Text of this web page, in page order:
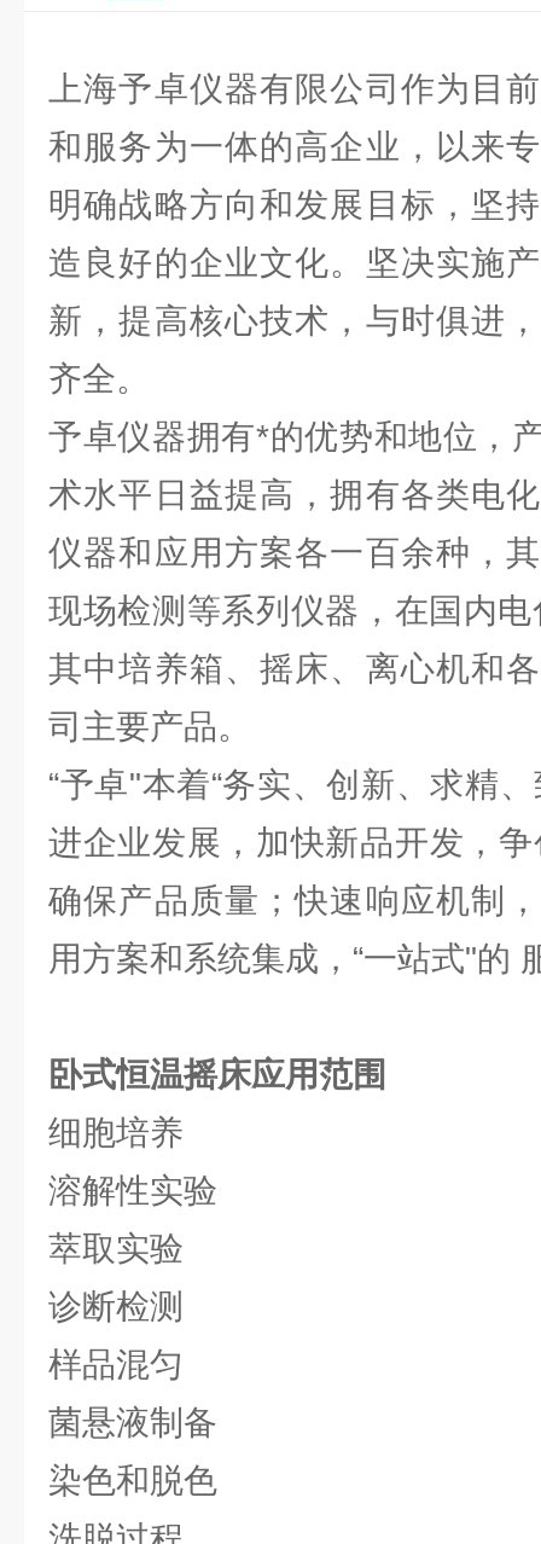
上海予卓仪器有限公司作为目
和服务为一体的高企业，以来
明确战略方向和发展目标，坚
造良好的企业文化。坚决实施
新，提高核心技术，与时俱进
齐全。
予卓仪器拥有*的优势和地位，
术水平日益提高，拥有各类电
仪器和应用方案各一百余种，
现场检测等系列仪器，在国内
其中培养箱、摇床、离心机和
司主要产品。
“予卓"本着“务实、创新、求精
进企业发展，加快新品开发，
确保产品质量；快速响应机制
用方案和系统集成，“一站式"的
卧式恒温摇床应用范围
细胞培养
溶解性实验
萃取实验
诊断检测
样品混匀
菌悬液制备
染色和脱色